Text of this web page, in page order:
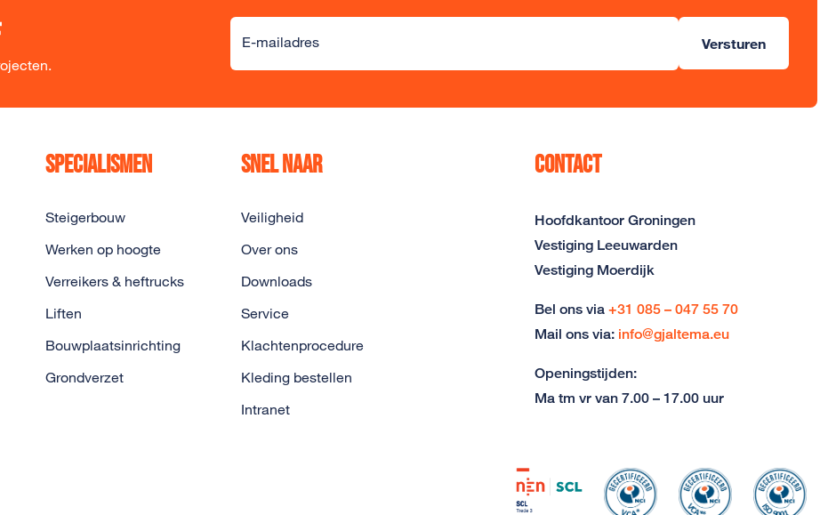
E-mailadres Versturen
Specialismen
Steigerbouw
Werken op hoogte
Verreikers & heftrucks
Liften
Bouwplaatsinrichting
Grondverzet
Snel naar
Veiligheid
Over ons
Downloads
Service
Klachtenprocedure
Kleding bestellen
Intranet
Contact
Hoofdkantoor Groningen
Vestiging Leeuwarden
Vestiging Moerdijk
Bel ons via +31 085 – 047 55 70
Mail ons via: info@gjaltema.eu
Openingstijden:
Ma tm vr van 7.00 – 17.00 uur